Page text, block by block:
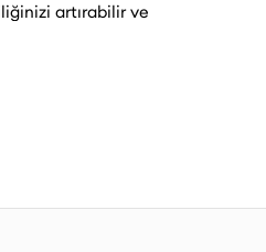
artırabilir ve